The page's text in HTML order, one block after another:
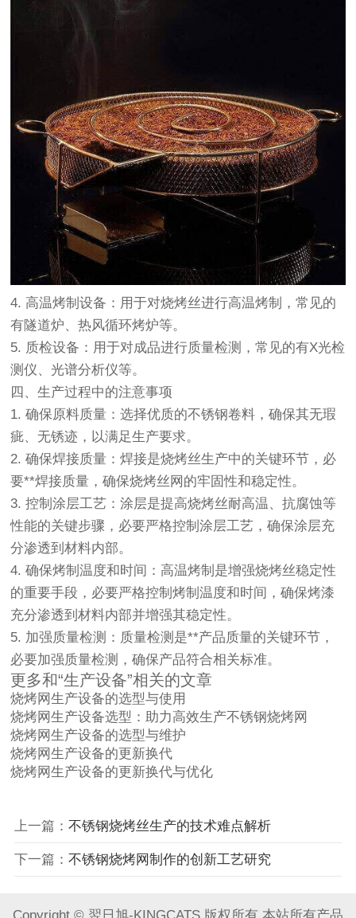
4. 高温烤制设备：用于对烧烤丝进行高温烤制，常见的
有隧道炉、热风循环烤炉等。
5. 质检设备：用于对成品进行质量检测，常见的有X光检
测仪、光谱分析仪等。
四、生产过程中的注意事项
1. 确保原料质量：选择优质的不锈钢卷料，确保其无瑕
疵、无锈迹，以满足生产要求。
2. 确保焊接质量：焊接是烧烤丝生产中的关键环节，必
要**焊接质量，确保烧烤丝网的牢固性和稳定性。
3. 控制涂层工艺：涂层是提高烧烤丝耐高温、抗腐蚀等
性能的关键步骤，必要严格控制涂层工艺，确保涂层充
分渗透到材料内部。
4. 确保烤制温度和时间：高温烤制是增强烧烤丝稳定性
的重要手段，必要严格控制烤制温度和时间，确保烤漆
充分渗透到材料内部并增强其稳定性。
5. 加强质量检测：质量检测是**产品质量的关键环节，
必要加强质量检测，确保产品符合相关标准。
更多和“生产设备”相关的文章
烧烤网生产设备的选型与使用
烧烤网生产设备选型：助力高效生产不锈钢烧烤网
烧烤网生产设备的选型与维护
烧烤网生产设备的更新换代
烧烤网生产设备的更新换代与优化
上一篇： 不锈钢烧烤丝生产的技术难点解析
下一篇： 不锈钢烧烤网制作的创新工艺研究